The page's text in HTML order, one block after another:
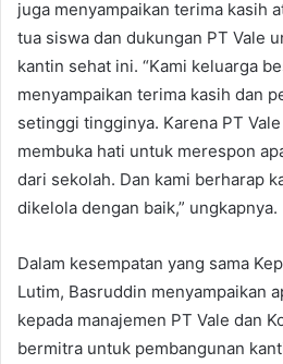
juga menyampaikan terima kasih
tua siswa dan dukungan PT Vale
kantin sehat ini. “Kami keluarga
menyampaikan terima kasih dan
setinggi tingginya. Karena PT
membuka hati untuk merespon
dari sekolah. Dan kami berharap
dikelola dengan baik,” ungkapnya.
Dalam kesempatan yang sama
Lutim, Basruddin menyampaikan
kepada manajemen PT Vale dan
bermitra untuk pembangunan